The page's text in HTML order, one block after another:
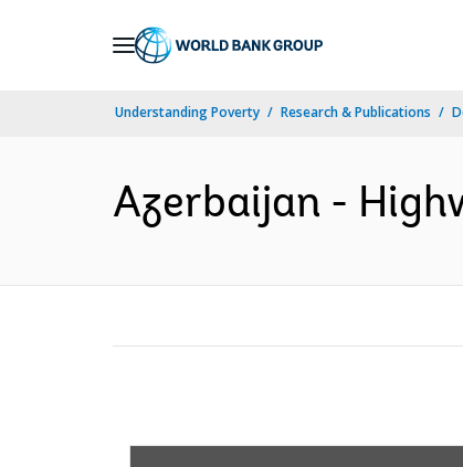
Understanding Poverty Research & Publications
Azerbaijan -